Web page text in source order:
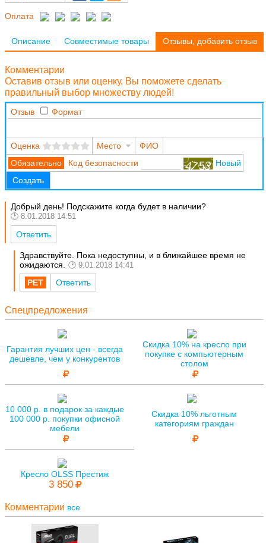
Оплата
Описание Совместимые товары Отзывы, добавить отзыв
Комментарии
Оставив отзыв или оценку, Вы поможете сделать
правильный выбор множеству людей!
Отзыв Формат
Оценка Место
ФИО
Код безопасности
Новый
Создать
Добрый день! Подскажите когда будет в наличии?
8.01.2018 14:51
Ответить
Здравствуйте. Пока недоступны, и в ближайшее время не
ожидаются.
9.01.2018 14:41
Ответить
Спецпредложения
Гарантия лучших цен - всегда
дешевле, чем у конкурентов
Скидка 10% на кресло при
покупке с компьютерным
столом
10 000 р. в подарок за каждые
100 000 р. покупки офисной
мебели
Скидка 10% льготным
категориям граждан
Кресло OLSS Престиж
3 850
Комментарии все